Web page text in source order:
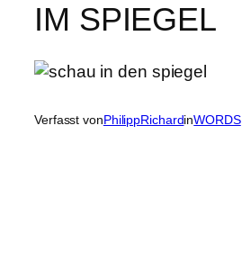
IM SPIEGEL
Verfasst vonPhilippRichardinWORDS